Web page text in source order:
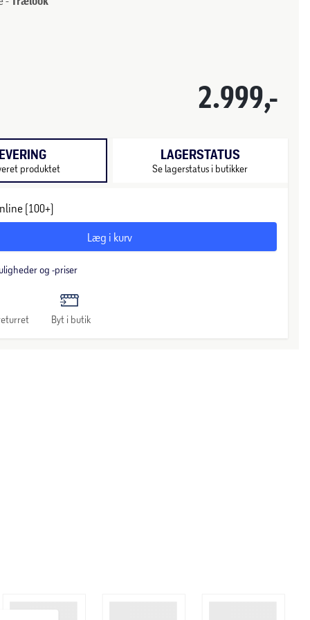
2.999,-
produktet
LAGERSTATUS
Se lagerstatus i butikker
(100+)
Læg i kurv
og -priser
Byt i butik